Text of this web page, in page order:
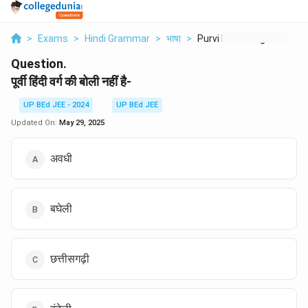
> Exams > Hindi Grammar > भाषा > Purvi Hindi Varg Ki
Question.
पूर्वी हिंदी वर्ग की बोली नहीं है-
UP BEd JEE - 2024
UP BEd JEE
Updated On: May 29, 2025
अवधी
बघेली
छत्तीसगढ़ी